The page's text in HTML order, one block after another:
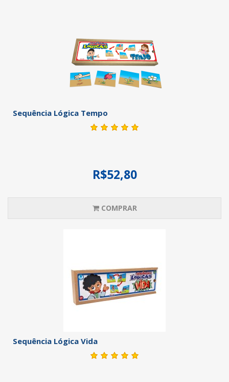
Sequência Lógica Tempo
R$52,80
COMPRAR
Sequência Lógica Vida